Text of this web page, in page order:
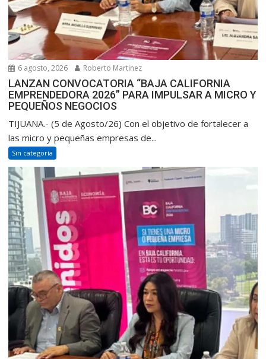
6 agosto, 2026 Roberto Martinez
LANZAN CONVOCATORIA “BAJA CALIFORNIA
EMPRENDEDORA 2026” PARA IMPULSAR A MICRO Y
PEQUEÑOS NEGOCIOS
TIJUANA.- (5 de Agosto/26) Con el objetivo de fortalecer a
las micro y pequeñas empresas de...
Sin categoría